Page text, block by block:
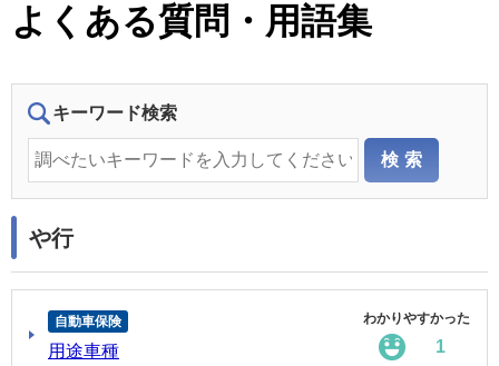
よくある質問・用語集
キーワード検索
や行
自動車保険
用途車種
わかりやすかった
1